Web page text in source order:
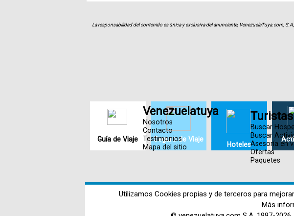
La responsabilidad del contenido es única y exclusiva del anunciante, VenezuelaTuya.com,
Guía de Viaje Seguro de Viaje
Hoteles
Venezuelatuya
Nosotros
Contacto
Testimonios
Mapa del sitio
Turistas
Buscar
Buscar
Asesoría en
Ofertas
Paquetes
Utilizamos Cookies propias y de terceros para
Más